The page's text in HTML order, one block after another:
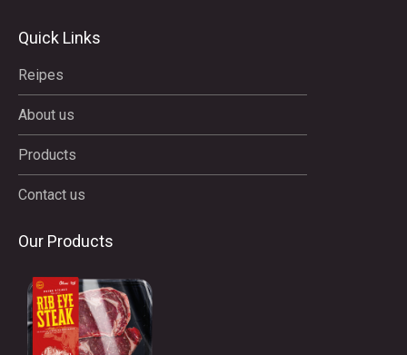
Quick Links
Reipes
About us
Products
Contact us
Our Products